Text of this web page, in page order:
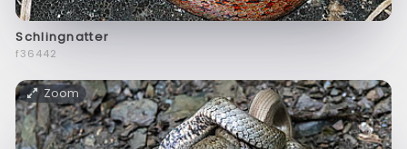
Schlingnatter
f36442
Zoom